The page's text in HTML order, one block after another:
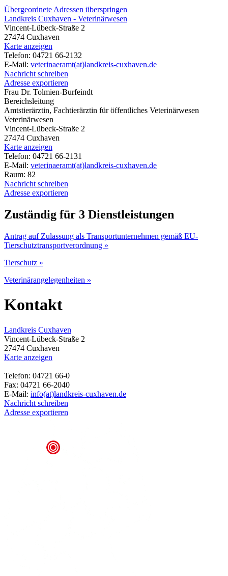
Übergeordnete Adressen überspringen
Landkreis Cuxhaven - Veterinärwesen
Vincent-Lübeck-Straße 2
27474 Cuxhaven
Karte anzeigen
Telefon: 04721 66-2132
E-Mail: veterinaeramt(at)landkreis-cuxhaven.de
Nachricht schreiben
Adresse exportieren
Frau Dr. Tolmien-Burfeindt
Bereichsleitung
Amtstierärztin, Fachtierärztin für öffentliches Veterinärwesen
Veterinärwesen
Vincent-Lübeck-Straße 2
27474 Cuxhaven
Karte anzeigen
Telefon: 04721 66-2131
E-Mail: veterinaeramt(at)landkreis-cuxhaven.de
Raum: 82
Nachricht schreiben
Adresse exportieren
Zuständig für 3 Dienstleistungen
Antrag auf Zulassung als Transportunternehmen gemäß EU-
Tierschutztransportverordnung »
Tierschutz »
Veterinärangelegenheiten »
Kontakt
Landkreis Cuxhaven
Vincent-Lübeck-Straße 2
27474 Cuxhaven
Karte anzeigen
Telefon: 04721 66-0
Fax: 04721 66-2040
E-Mail: info(at)landkreis-cuxhaven.de
Nachricht schreiben
Adresse exportieren